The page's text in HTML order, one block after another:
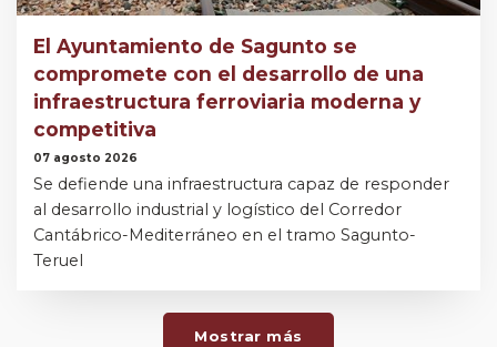
El Ayuntamiento de Sagunto se
compromete con el desarrollo de una
infraestructura ferroviaria moderna y
competitiva
07 agosto 2026
Se defiende una infraestructura capaz de responder
al desarrollo industrial y logístico del Corredor
Cantábrico-Mediterráneo en el tramo Sagunto-
Teruel
Mostrar más